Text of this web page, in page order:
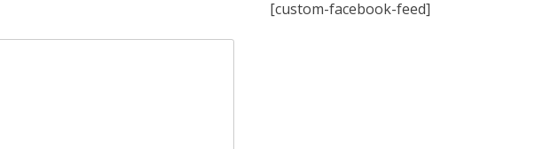
[custom-facebook-feed]